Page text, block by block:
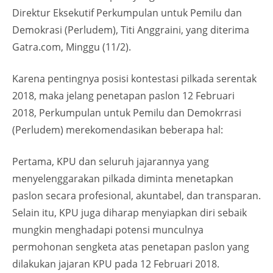
Direktur Eksekutif Perkumpulan untuk Pemilu dan
Demokrasi (Perludem), Titi Anggraini, yang diterima
Gatra.com, Minggu (11/2).
Karena pentingnya posisi kontestasi pilkada serentak
2018, maka jelang penetapan paslon 12 Februari
2018, Perkumpulan untuk Pemilu dan Demokrrasi
(Perludem) merekomendasikan beberapa hal:
Pertama, KPU dan seluruh jajarannya yang
menyelenggarakan pilkada diminta menetapkan
paslon secara profesional, akuntabel, dan transparan.
Selain itu, KPU juga diharap menyiapkan diri sebaik
mungkin menghadapi potensi munculnya
permohonan sengketa atas penetapan paslon yang
dilakukan jajaran KPU pada 12 Februari 2018.